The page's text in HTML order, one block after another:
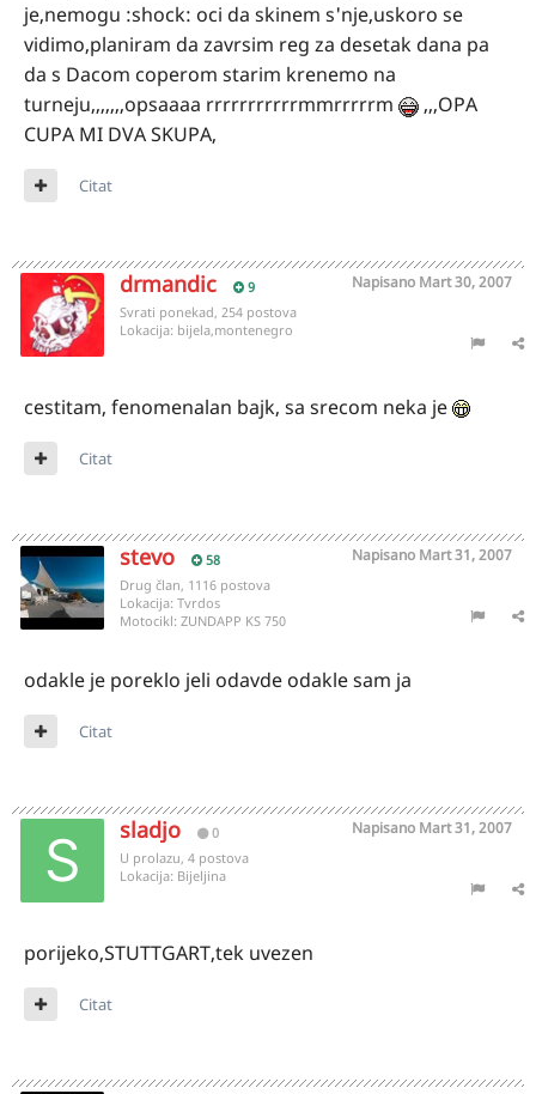
je,nemogu :shock: oci da skinem s'nje,uskoro se
vidimo,planiram da zavrsim reg za desetak dana pa
da s Dacom coperom starim krenemo na
turneju,,,,,,,opsaaaa rrrrrrrrrrrmmrrrrrm
,,,OPA
CUPA MI DVA SKUPA,
Citat
drmandic 9 Napisano Mart 30, 2007
Svrati ponekad, 254 postova
Lokacija: bijela,montenegro
cestitam, fenomenalan bajk, sa srecom neka je
Citat
stevo 58 Napisano Mart 31, 2007
Drug član, 1116 postova
Lokacija: Tvrdos
Motocikl: ZUNDAPP KS 750
odakle je poreklo jeli odavde odakle sam ja
Citat
sladjo 0 Napisano Mart 31, 2007
U prolazu, 4 postova
Lokacija: Bijeljina
porijeko,STUTTGART,tek uvezen
Citat